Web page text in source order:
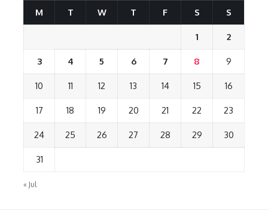
M T W T F S S
1 2
3 4 5 6 7 8 9
10 11 12 13 14 15 16
17 18 19 20 21 22 23
24 25 26 27 28 29 30
31
« Jul